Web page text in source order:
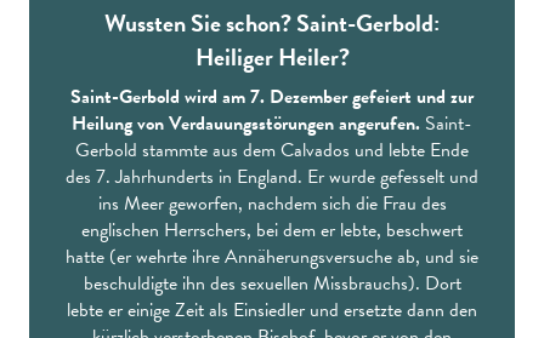
Wussten Sie schon? Saint-Gerbold:
Heiliger Heiler?
Saint-Gerbold wird am 7. Dezember gefeiert und zur
Heilung von Verdauungsstörungen angerufen. Saint-
Gerbold stammte aus dem Calvados und lebte Ende
des 7. Jahrhunderts in England. Er wurde gefesselt und
ins Meer geworfen, nachdem sich die Frau des
englischen Herrschers, bei dem er lebte, beschwert
hatte (er wehrte ihre Annäherungsversuche ab, und sie
beschuldigte ihn des sexuellen Missbrauchs). Dort
lebte er einige Zeit als Einsiedler und ersetzte dann den